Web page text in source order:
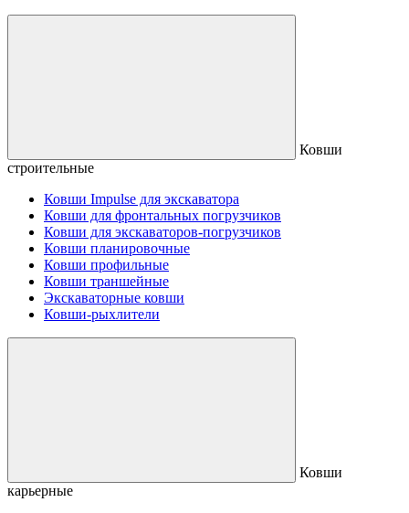
Ковши
строительные
Ковши Impulse для экскаватора
Ковши для фронтальных погрузчиков
Ковши для экскаваторов-погрузчиков
Ковши планировочные
Ковши профильные
Ковши траншейные
Экскаваторные ковши
Ковши-рыхлители
Ковши
карьерные